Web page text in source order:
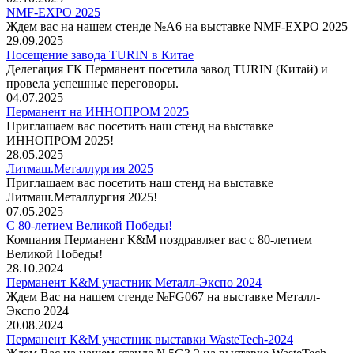
NMF-EXPO 2025
Ждем вас на нашем стенде №А6 на выставке NMF-EXPO 2025
29.09.2025
Посещение завода TURIN в Китае
Делегация ГК Перманент посетила завод TURIN (Китай) и
провела успешные переговоры.
04.07.2025
Перманент на ИННОПРОМ 2025
Приглашаем вас посетить наш стенд на выставке
ИННОПРОМ 2025!
28.05.2025
Литмаш.Металлургия 2025
Приглашаем вас посетить наш стенд на выставке
Литмаш.Металлургия 2025!
07.05.2025
С 80-летием Великой Победы!
Компания Перманент К&М поздравляет вас с 80-летием
Великой Победы!
28.10.2024
Перманент К&М участник Металл-Экспо 2024
Ждем Вас на нашем стенде №FG067 на выставке Металл-
Экспо 2024
20.08.2024
Перманент К&М участник выставки WasteTech-2024